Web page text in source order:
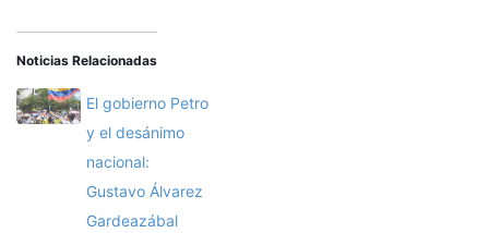
Noticias Relacionadas
El gobierno Petro
y el desánimo
nacional:
Gustavo Álvarez
Gardeazábal